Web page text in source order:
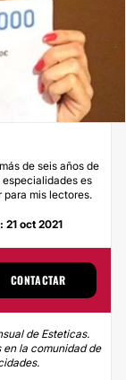
de seis años de
es
mis lectores.
21 oct 2021
CONTACTAR
de Esteticas.
en la comunidad de